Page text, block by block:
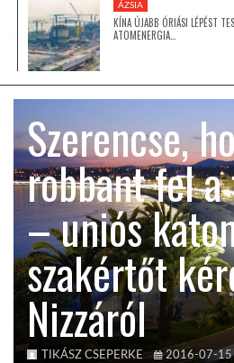
ÁZSIA
LATIN-AMERIKA
KÖZEL-KELET
AUSZTRÁLIA
A VILÁG ITTHON
ÁZSIA
KÍNA ÚJABB ÓRIÁSI LÉPÉST
ATOMENERGIA…
Szerencse,
robbant fel
– uniós
szakértőt
Nizzáról
TIKÁSZ CSEPERKE 2016-07-15